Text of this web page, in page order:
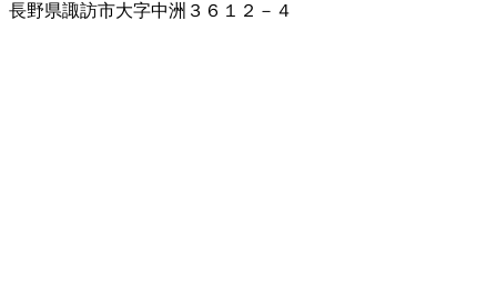
長野県諏訪市大字中洲３６１２－４